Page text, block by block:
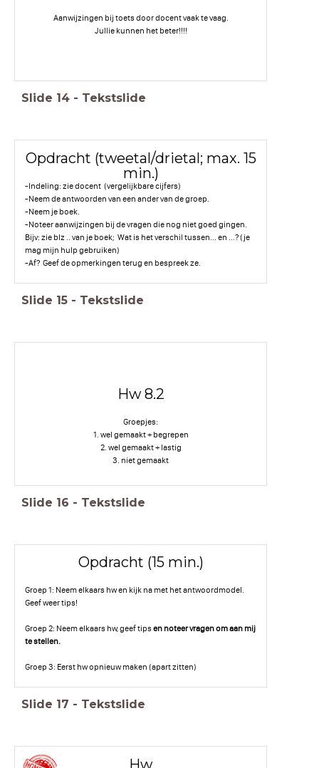
Aanwijzingen bij toets door docent vaak te vaag.
Jullie kunnen het beter!!!!
Slide 14 - Tekstslide
Opdracht (tweetal/drietal; max. 15
min.)
-Indeling: zie docent (vergelijkbare cijfers)
-Neem de antwoorden van een ander van de groep.
-Neem je boek.
-Noteer aanwijzingen bij de vragen die nog niet goed gingen.
Bijv: zie blz .. van je boek; Wat is het verschil tussen... en ...? (je
mag mijn hulp gebruiken)
-Af? Geef de opmerkingen terug en bespreek ze.
Slide 15 - Tekstslide
Hw 8.2
Groepjes:
1. wel gemaakt + begrepen
2. wel gemaakt + lastig
3. niet gemaakt
Slide 16 - Tekstslide
Opdracht (15 min.)
Groep 1: Neem elkaars hw en kijk na met het antwoordmodel.
Geef weer tips!
Groep 2: Neem elkaars hw, geef tipsen noteer vragen om aan mij
te stellen.
Groep 3: Eerst hw opnieuw maken (apart zitten)
Slide 17 - Tekstslide
Hw